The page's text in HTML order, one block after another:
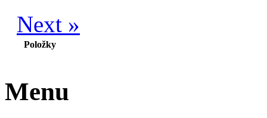
Next »
Položky
Menu